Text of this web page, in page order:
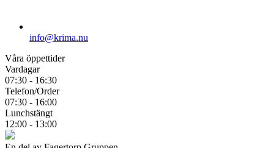
info@krima.nu
Våra öppettider
Vardagar
07:30 - 16:30
Telefon/Order
07:30 - 16:00
Lunchstängt
12:00 - 13:00